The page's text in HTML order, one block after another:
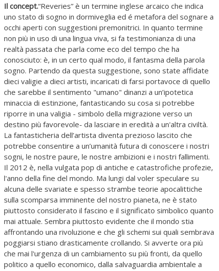
Il concept.“Reveries” è un termine inglese arcaico che indica
uno stato di sogno in dormiveglia ed é metafora del sognare a
occhi aperti con suggestioni premonitrici. In quanto termine
non più in uso di una lingua viva, si fa testimonianza di una
realtà passata che parla come eco del tempo che ha
conosciuto: è, in un certo qual modo, il fantasma della parola
sogno. Partendo da questa suggestione, sono state affidate
dieci valigie a dieci artisti, incaricati di farsi portavoce di quello
che sarebbe il sentimento "umano" dinanzi a un’ipotetica
minaccia di estinzione, fantasticando su cosa si potrebbe
riporre in una valigia - simbolo della migrazione verso un
destino più favorevole- da lasciare in eredità a un'altra civiltà.
La fantasticheria dell’artista diventa prezioso lascito che
potrebbe consentire a un’umanità futura di conoscere i nostri
sogni, le nostre paure, le nostre ambizioni e i nostri fallimenti.
Il 2012 è, nella vulgata pop di antiche e catastrofiche profezie,
l'anno della fine del mondo. Ma lungi dal voler speculare su
alcuna delle svariate e spesso strambe teorie apocalittiche
sulla scomparsa imminente del nostro pianeta, ne è stato
piuttosto considerato il fascino e il significato simbolico quanto
mai attuale. Sembra piuttosto evidente che il mondo stia
affrontando una rivoluzione e che gli schemi sui quali sembrava
poggiarsi stiano drasticamente crollando. Si avverte ora più
che mai l'urgenza di un cambiamento su più fronti, da quello
politico a quello economico, dalla salvaguardia ambientale a